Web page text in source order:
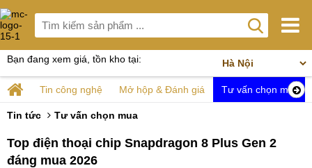
Bạn đang xem giá, tồn kho tại:
Tin công nghệ Mở hộp & Đánh giá Tư vấn chọn mua
Tin tức Tư vấn chọn mua
Top điện thoại chip Snapdragon 8 Plus Gen 2
đáng mua 2026